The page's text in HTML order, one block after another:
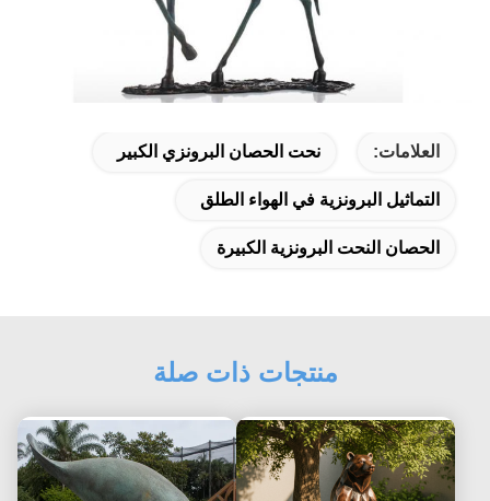
العلامات: نحت الحصان البرونزي الكبير
التماثيل البرونزية في الهواء الطلق
الحصان النحت البرونزية الكبيرة
منتجات ذات صلة